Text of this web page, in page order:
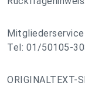
Mitgliederservice
Tel: 01/50105-
ORIGINALTEXT-